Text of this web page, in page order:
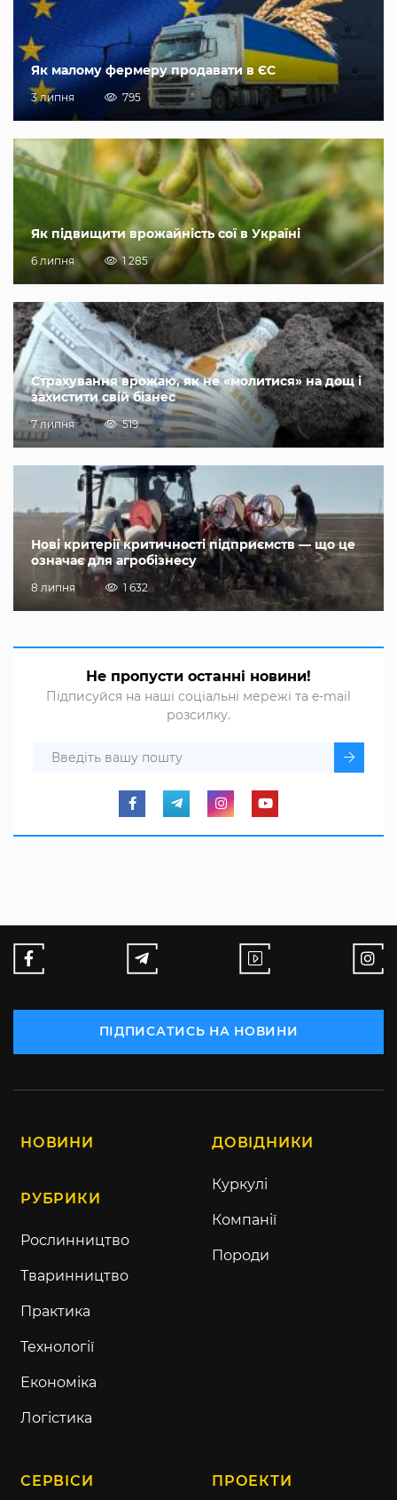
Як малому фермеру продавати в ЄС
3 липня 795
Як підвищити врожайність сої в Україні
6 липня 1 285
Страхування врожаю, як не «молитися» на дощ і
захистити свій бізнес
7 липня 519
Нові критерії критичності підприємств — що це
означає для агробізнесу
8 липня 1 632
Не пропусти останні новини!
Підписуйся на наші соціальні мережі та e-mail
розсилку.
ПІДПИСАТИСЬ НА НОВИНИ
НОВИНИ
РУБРИКИ
Рослинництво
Тваринництво
Практика
Технології
Економіка
Логістика
ДОВІДНИКИ
Куркулі
Компанії
Породи
СЕРВІСИ ПРОЕКТИ